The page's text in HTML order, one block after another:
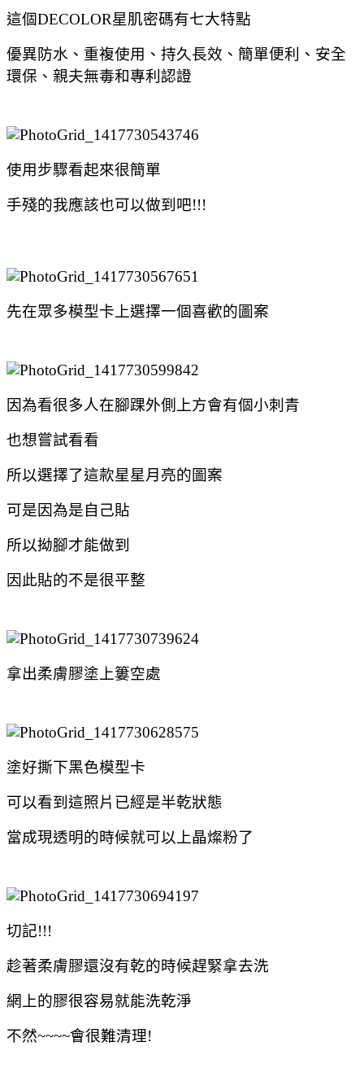
這個DECOLOR星肌密碼有七大特點
優異防水、重複使用、持久長效、簡單便利、安全
環保、親夫無毒和專利認證
使用步驟看起來很簡單
手殘的我應該也可以做到吧!!!
先在眾多模型卡上選擇一個喜歡的圖案
因為看很多人在腳踝外側上方會有個小刺青
也想嘗試看看
所以選擇了這款星星月亮的圖案
可是因為是自己貼
所以拗腳才能做到
因此貼的不是很平整
拿出柔膚膠塗上簍空處
塗好撕下黑色模型卡
可以看到這照片已經是半乾狀態
當成現透明的時候就可以上晶燦粉了
切記!!!
趁著柔膚膠還沒有乾的時候趕緊拿去洗
網上的膠很容易就能洗乾淨
不然~~~~會很難清理!